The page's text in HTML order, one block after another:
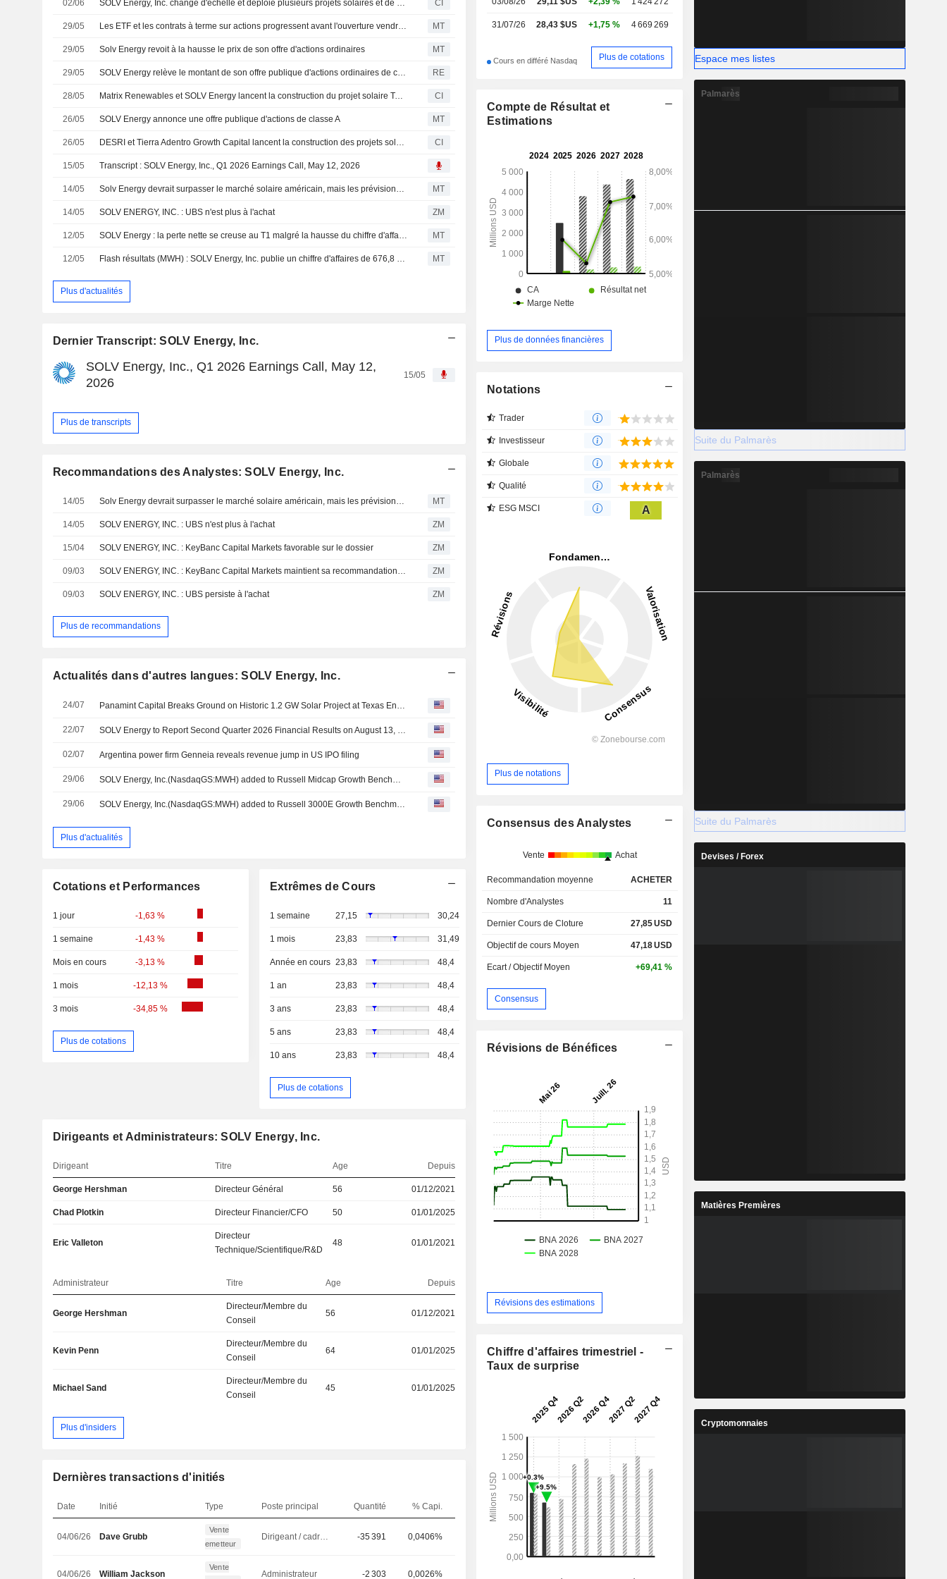
02/06 SOLV Energy, Inc. change d'échelle et déploie plusieurs projets solaires et de stockage de plus de 600 MW totalisant plus de 4 GW aux États-Unis CI
29/05 Les ETF et les contrats à terme sur actions progressent avant l'ouverture vendredi, portés par l'espoir d'un accord entre les Etats-Unis et l'Iran MT
29/05 Solv Energy revoit à la hausse le prix de son offre d'actions ordinaires MT
29/05 SOLV Energy relève le montant de son offre publique d'actions ordinaires de classe A au prix de 36 $ par titre RE
28/05 Matrix Renewables et SOLV Energy lancent la construction du projet solaire Tormes dans le comté de Navarro CI
26/05 SOLV Energy annonce une offre publique d'actions de classe A MT
26/05 DESRI et Tierra Adentro Growth Capital lancent la construction des projets solaires et de stockage Foxtail Flats et Four Mile Mesa dans le comté de San Juan CI
15/05 Transcript : SOLV Energy, Inc., Q1 2026 Earnings Call, May 12, 2026
14/05 Solv Energy devrait surpasser le marché solaire américain, mais les prévisions et la valorisation limitent le potentiel, selon UBS MT
14/05 SOLV ENERGY, INC. : UBS n'est plus à l'achat ZM
12/05 SOLV Energy : la perte nette se creuse au T1 malgré la hausse du chiffre d'affaires ; les objectifs 2026 révisés MT
12/05 Flash résultats (MWH) : SOLV Energy, Inc. publie un chiffre d'affaires de 676,8 millions de dollars au premier trimestre, contre 623,5 millions de dollars attendus par FactSet MT
Plus d'actualités
Dernier Transcript: SOLV Energy, Inc.
SOLV Energy, Inc., Q1 2026 Earnings Call, May 12,
2026
15/05
Plus de transcripts
Recommandations des Analystes: SOLV Energy, Inc.
14/05 MT
14/05 SOLV ENERGY, INC. : UBS n'est plus à l'achat ZM
15/04 SOLV ENERGY, INC. : KeyBanc Capital Markets favorable sur le dossier ZM
09/03 ZM
09/03 SOLV ENERGY, INC. : UBS persiste à l'achat ZM
Plus de recommandations
Actualités dans d'autres langues: SOLV Energy, Inc.
24/07 Panamint Capital Breaks Ground on Historic 1.2 GW Solar Project at Texas Energy Site
22/07 SOLV Energy to Report Second Quarter 2026 Financial Results on August 13, 2026
02/07 Argentina power firm Genneia reveals revenue jump in US IPO filing
29/06 SOLV Energy, Inc.(NasdaqGS:MWH) added to Russell Midcap Growth Benchmark
29/06 SOLV Energy, Inc.(NasdaqGS:MWH) added to Russell 3000E Growth Benchmark
Plus d'actualités
Cotations et Performances
1 jour -1,63 %
1 semaine -1,43 %
Mois en cours -3,13 %
1 mois -12,13 %
3 mois -34,85 %
Plus de cotations
Extrêmes de Cours
1 semaine 27,15 30,24
1 mois 23,83 31,49
Année en cours 23,83 48,4
1 an 23,83 48,4
3 ans 23,83 48,4
5 ans 23,83 48,4
10 ans 23,83 48,4
Plus de cotations
Dirigeants et Administrateurs: SOLV Energy, Inc.
Dirigeant Titre Age Depuis
George Hershman Directeur Général 56 01/12/2021
Chad Plotkin Directeur Financier/CFO 50 01/01/2025
Eric Valleton
Directeur
Technique/Scientifique/R&D
48 01/01/2021
Administrateur Titre Age Depuis
George Hershman
Directeur/Membre du
Conseil
56 01/12/2021
Kevin Penn
Directeur/Membre du
Conseil
64 01/01/2025
Michael Sand
Directeur/Membre du
Conseil
45 01/01/2025
Plus d'insiders
Dernières transactions d'initiés
Date Initié Type Poste principal Quantité % Capi.
04/06/26 Dave Grubb
Vente
emetteur
-35 391 0,0406%
04/06/26 William Jackson
Vente
Administrateur -2 303 0,0026%
31/07/26 28,43 $US +1,75 % 4 669 269
Cours en différé Nasdaq Plus de cotations
Compte de Résultat et
Estimations
Plus de données financières
Notations
Trader
Investisseur
Globale
Qualité
ESG MSCI A
Plus de notations
Consensus des Analystes
Vente Achat
Recommandation moyenne ACHETER
Nombre d'Analystes 11
Dernier Cours de Cloture 27,85USD
Objectif de cours Moyen 47,18USD
Ecart / Objectif Moyen +69,41 %
Consensus
Révisions de Bénéfices
Révisions des estimations
Chiffre d'affaires trimestriel -
Taux de surprise
Espace mes listes
Palmarès
Suite du Palmarès
Palmarès
Suite du Palmarès
Devises / Forex
Matières Premières
Cryptomonnaies